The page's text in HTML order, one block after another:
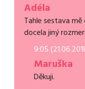
Adéla
Tahle sestava
docela jiný
9:05
Maruška
Děkuji.